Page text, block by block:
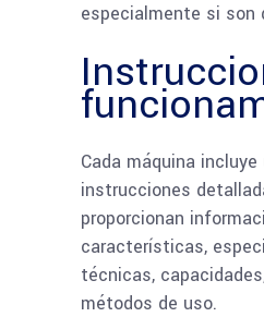
especialmente si son
Cada máquina
instrucciones
proporcionan
características,
técnicas,
métodos de uso.